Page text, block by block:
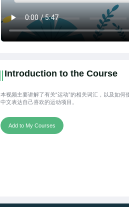
Introduction to the Course
本视频主要讲解了有关“运动”的相关词汇，以及如何
中文表达自己喜欢的运动项目。
Add to My Courses